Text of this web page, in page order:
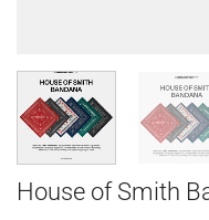
House of Smith